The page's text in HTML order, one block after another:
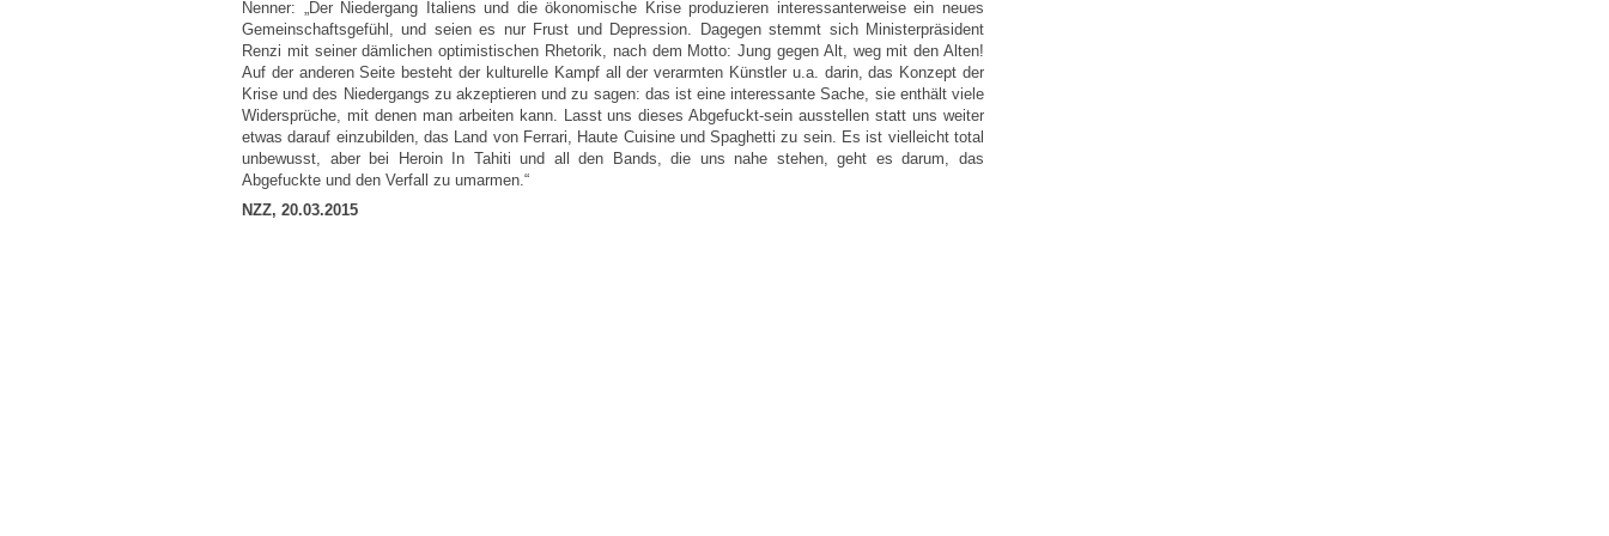
Nenner: „Der Niedergang Italiens und die ökonomische Krise produzieren interessanterweise ein neues
Gemeinschaftsgefühl, und seien es nur Frust und Depression. Dagegen stemmt sich Ministerpräsident
Renzi mit seiner dämlichen optimistischen Rhetorik, nach dem Motto: Jung gegen Alt, weg mit den Alten!
Auf der anderen Seite besteht der kulturelle Kampf all der verarmten Künstler u.a. darin, das Konzept der
Krise und des Niedergangs zu akzeptieren und zu sagen: das ist eine interessante Sache, sie enthält viele
Widersprüche, mit denen man arbeiten kann. Lasst uns dieses Abgefuckt-sein ausstellen statt uns weiter
etwas darauf einzubilden, das Land von Ferrari, Haute Cuisine und Spaghetti zu sein. Es ist vielleicht total
unbewusst, aber bei Heroin In Tahiti und all den Bands, die uns nahe stehen, geht es darum, das
Abgefuckte und den Verfall zu umarmen.“
NZZ, 20.03.2015